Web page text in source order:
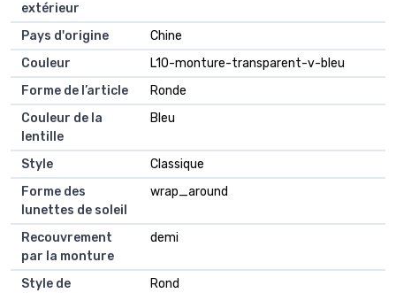
extérieur
Pays d'origine
Chine
Couleur
L10-monture-transparent-v-bleu
Forme de l’article
Ronde
Couleur de la
lentille
Bleu
Style
Classique
Forme des
lunettes de soleil
wrap_around
Recouvrement
par la monture
demi
Style de
Rond